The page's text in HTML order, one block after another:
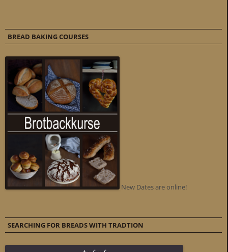
BREAD BAKING COURSES
New Dates are online!
SEARCHING FOR BREADS WITH TRADTION